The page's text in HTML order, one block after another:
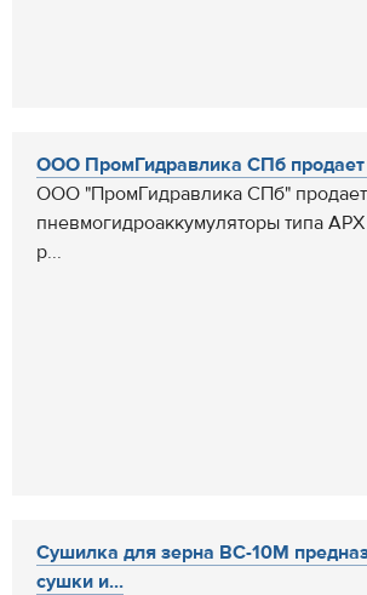
ООО ПромГидравлика СПб продает
ООО "ПромГидравлика СПб" продает
пневмогидроаккумуляторы типа
р...
Сушилка для зерна ВС-10М
сушки и...